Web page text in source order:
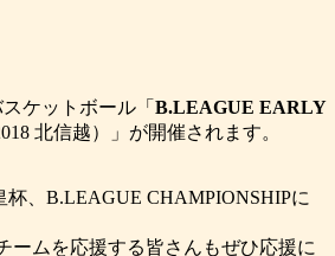
ケットボール「 B.LEAGUE EARLY
北信越）」が開催されます。
杯、B.LEAGUE CHAMPIONSHIPに
ームを応援する皆さんもぜひ応援に